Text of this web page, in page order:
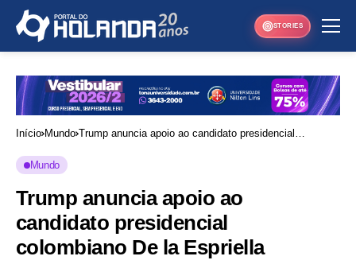
STORIES
Início Mundo Trump anuncia apoio ao candidato presidencial
Mundo
Trump anuncia apoio ao
candidato presidencial
colombiano De la Espriella